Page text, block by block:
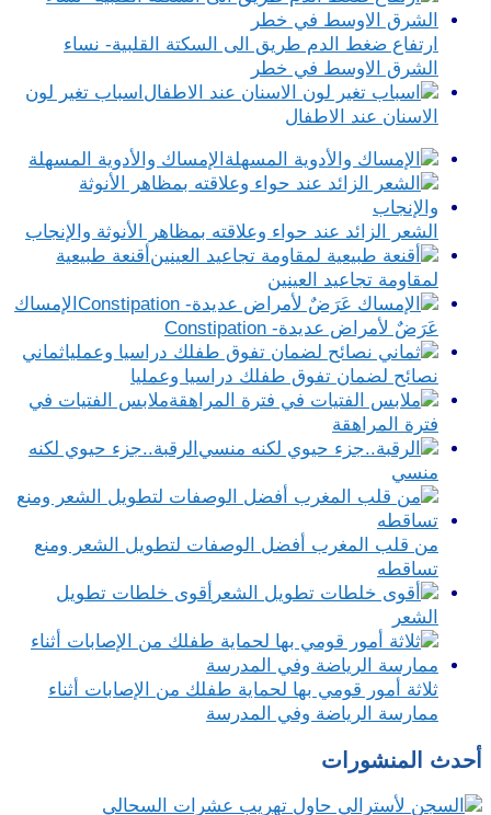
ارتفاع ضغط الدم طريق الى السكتة القلبية- نساء
الشرق الاوسط في خطر
اسباب تغير لون
الاسنان عند الاطفال
الإمساك والأدوية المسهلة
الشعر الزائد عند حواء وعلاقته بمظاهر الأنوثة والإنجاب
أقنعة طبيعية
لمقاومة تجاعيد العينين
الإمساك
عَرَضٌ لأمراض عديدة- Constipation
ثماني
نصائح لضمان تفوق طفلك دراسيا وعمليا
ملابس الفتيات في
فترة المراهقة
الرقبة..جزء حيوي لكنه
منسي
من قلب المغرب أفضل الوصفات لتطويل الشعر ومنع
تساقطه
أقوى خلطات تطويل
الشعر
ثلاثة أمور قومي بها لحماية طفلك من الإصابات أثناء
ممارسة الرياضة وفي المدرسة
أحدث المنشورات